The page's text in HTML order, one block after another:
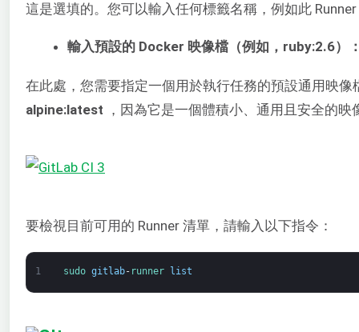
這是選填的。您可以輸入任何標籤名稱，例如此
輸入預設的 Docker 映像檔（例如，ruby:2.6）
在此處，您需要指定一個用於執行任務的預設通用映
alpine:latest ，因為它是一個體積小、通用且安全的
要檢視目前可用的 Runner 清單，請輸入以下指令：
1 sudo gitlab- runner list